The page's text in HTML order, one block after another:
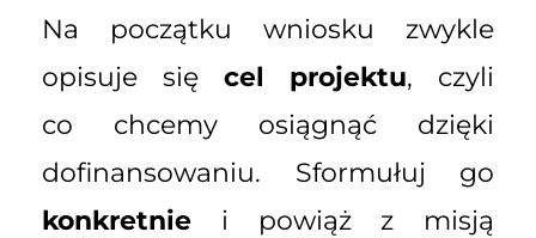
Na początku wniosku zwykle
opisuje się cel projektu, czyli
co chcemy osiągnąć dzięki
dofinansowaniu. Sformułuj go
konkretnie i powiąż z misją